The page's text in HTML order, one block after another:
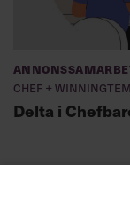
Chef +
Delta i